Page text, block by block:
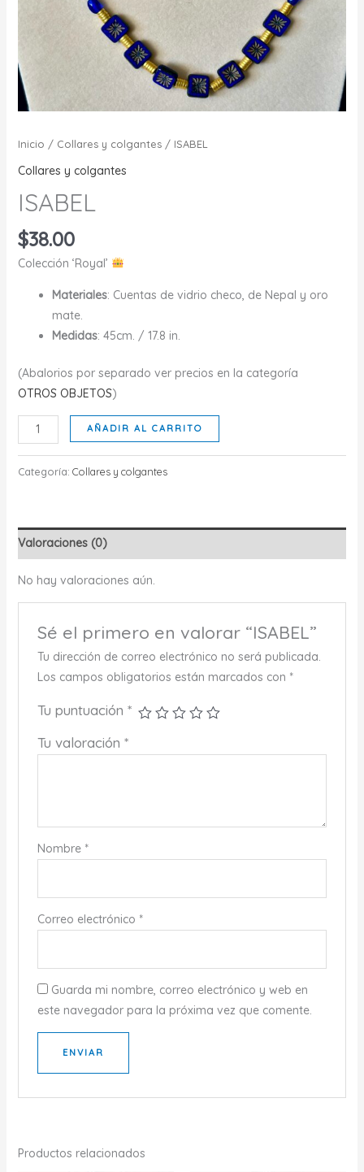
Inicio / Collares y colgantes/ ISABEL
Collares y colgantes
ISABEL
$38.00
Colección ‘Royal’
Materiales: Cuentas de vidrio checo, de Nepal y oro
mate.
Medidas: 45cm. / 17.8 in.
(Abalorios por separado ver precios en la categoría
OTROS OBJETOS)
ISABEL
cantidad
AÑADIR AL CARRITO
Categoría: Collares y colgantes
Valoraciones (0)
No hay valoraciones aún.
Sé el primero en valorar “ISABEL”
Tu dirección de correo electrónico no será publicada.
Los campos obligatorios están marcados con *
Tu puntuación *
Tu valoración *
Nombre *
Correo electrónico *
Guarda mi nombre, correo electrónico y web en
este navegador para la próxima vez que comente.
Productos relacionados